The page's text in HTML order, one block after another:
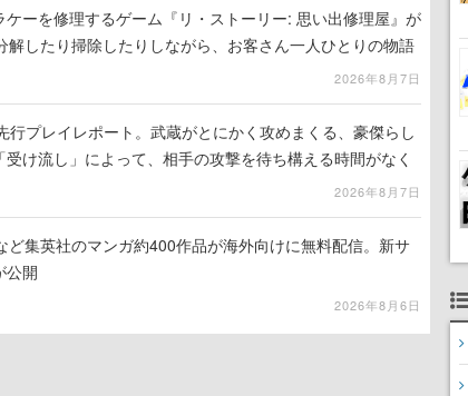
ーを修理するゲーム『リ・ストーリー: 思い出修理屋』が
したり掃除したりしながら、お客さん一人ひとりの物語
2026年8月7日
行プレイレポート。武蔵がとにかく攻めまくる、豪傑らし
け流し」によって、相手の攻撃を待ち構える時間がなく
2026年8月7日
ど集英社のマンガ約400作品が海外向けに無料配信。新サ
公開
2026年8月6日